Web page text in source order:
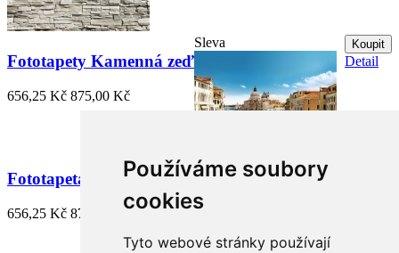
Používáme soubory
cookies
Tyto webové stránky používají
Fototapety Kamenná zeď
656,25 Kč 875,00 Kč
Koupit
Detail
Sleva
Fototapeta na stěnu Benátky
656,25 Kč 875,00 Kč